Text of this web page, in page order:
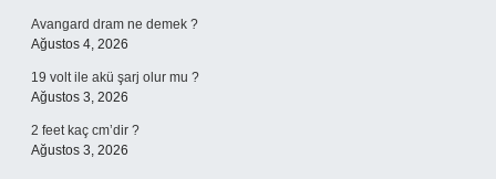
Avangard dram ne demek ?
Ağustos 4, 2026
19 volt ile akü şarj olur mu ?
Ağustos 3, 2026
2 feet kaç cm’dir ?
Ağustos 3, 2026